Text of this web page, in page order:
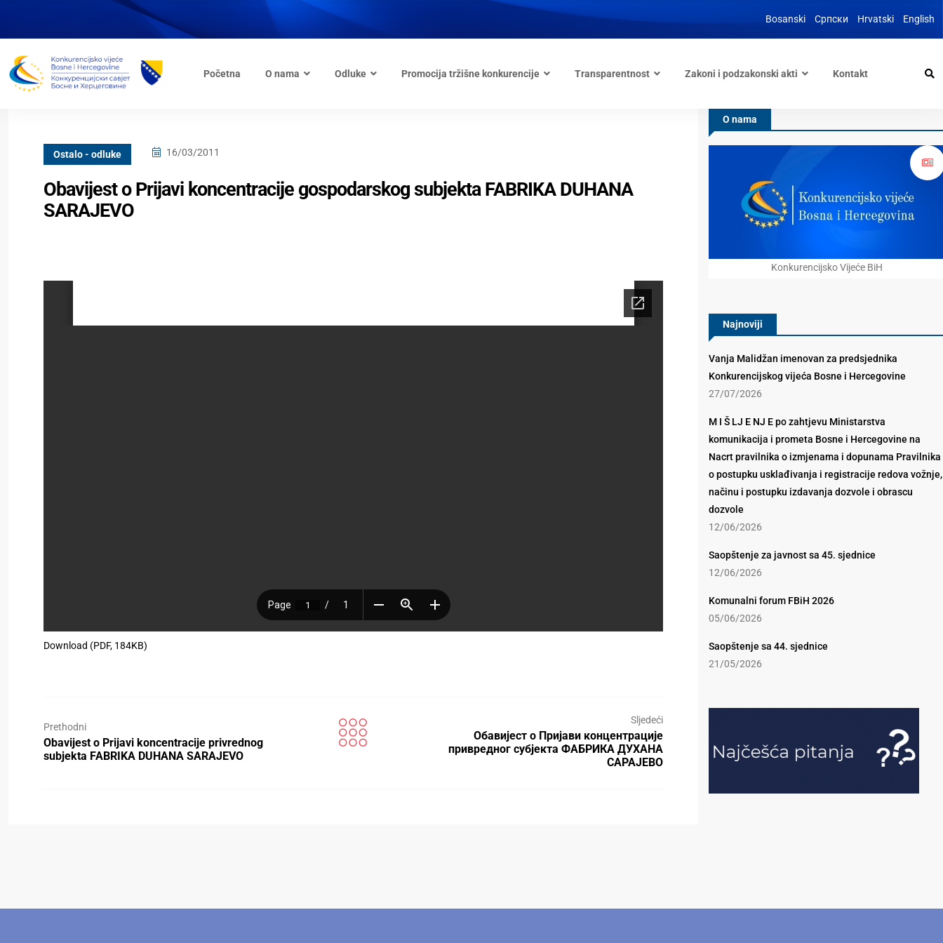
Bosanski Српски Hrvatski English
Početna O nama Odluke Promocija tržišne konkurencije Transparentnost Zakoni i podzakonski akti Kontakt
Ostalo - odluke 16/03/2011
Obavijest o Prijavi koncentracije gospodarskog subjekta FABRIKA DUHANA
SARAJEVO
Download (PDF, 184KB)
Prethodni
Obavijest o Prijavi koncentracije privrednog
subjekta FABRIKA DUHANA SARAJEVO
Sljedeći
Обавијест о Пријави концентрације
привредног субјекта ФАБРИКА ДУХАНА
САРАЈЕВО
O nama
Konkurencijsko Vijeće BiH
Najnoviji
Vanja Malidžan imenovan za predsjednika
Konkurencijskog vijeća Bosne i Hercegovine
27/07/2026
M I Š LJ E NJ E po zahtjevu Ministarstva
komunikacija i prometa Bosne i Hercegovine na
Nacrt pravilnika o izmjenama i dopunama Pravilnika
o postupku usklađivanja i registracije redova vožnje,
načinu i postupku izdavanja dozvole i obrascu
dozvole
12/06/2026
Saopštenje za javnost sa 45. sjednice
12/06/2026
Komunalni forum FBiH 2026
05/06/2026
Saopštenje sa 44. sjednice
21/05/2026